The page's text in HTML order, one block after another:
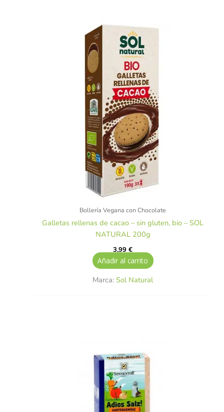
Bollería Vegana con Chocolate
Galletas rellenas de cacao – sin gluten, bio – SOL
NATURAL 200g
3,99€
Añadir al carrito
Marca:Sol Natural